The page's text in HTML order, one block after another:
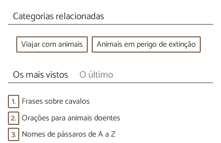
Categorias relacionadas
Viajar com animais Animais em perigo de extinção
Os mais vistos O último
1. Frases sobre cavalos
2. Orações para animais doentes
3. Nomes de pássaros de A a Z